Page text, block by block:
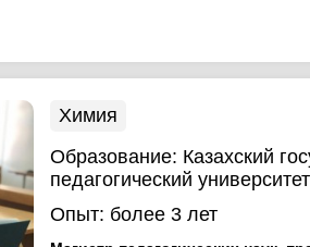
Химия
Образование: Казахский
педагогический университет
Опыт: более 3 лет